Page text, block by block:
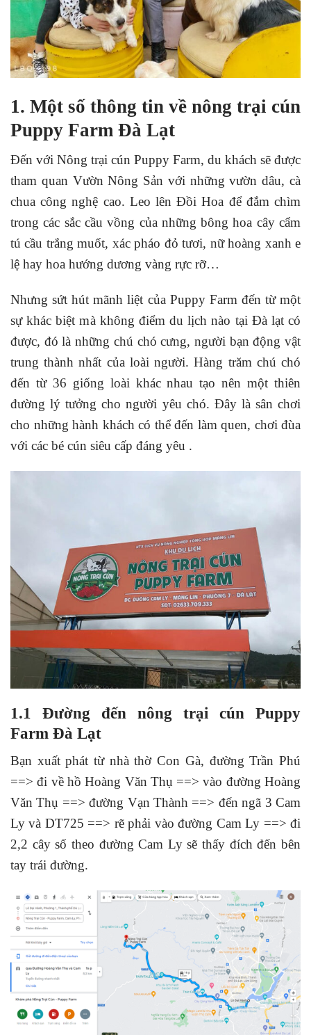
1. Một số thông tin về nông trại cún
Puppy Farm Đà Lạt
Đến với Nông trại cún Puppy Farm, du khách sẽ được
tham quan Vườn Nông Sản với những vườn dâu, cà
chua công nghệ cao. Leo lên Đồi Hoa để đắm chìm
trong các sắc cầu vồng của những bông hoa cây cẩm
tú cầu trắng muốt, xác pháo đỏ tươi, nữ hoàng xanh e
lệ hay hoa hướng dương vàng rực rỡ…
Nhưng sứt hút mãnh liệt của Puppy Farm đến từ một
sự khác biệt mà không điểm du lịch nào tại Đà lạt có
được, đó là những chú chó cưng, người bạn động vật
trung thành nhất của loài người.Hàng trăm chú chó
đến từ 36 giống loài khác nhau tạo nên một thiên
đường lý tưởng cho người yêu chó. Đây là sân chơi
cho những hành khách có thể đến làm quen, chơi đùa
với các bé cún siêu cấp đáng yêu .
1.1 Đường đến nông trại cún Puppy
Farm Đà Lạt
Bạn xuất phát từ nhà thờ Con Gà, đường Trần Phú
==> đi về hồ Hoàng Văn Thụ ==> vào đường Hoàng
Văn Thụ ==> đường Vạn Thành ==> đến ngã 3 Cam
Ly và DT725 ==> rẽ phải vào đường Cam Ly ==> đi
2,2 cây số theo đường Cam Ly sẽ thấy đích đến bên
tay trái đường.